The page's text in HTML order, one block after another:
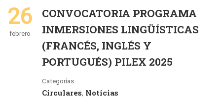
26
febrero
CONVOCATORIA PROGRAMA
INMERSIONES LINGÜÍSTICAS
(FRANCÉS, INGLÉS Y
PORTUGUÉS) PILEX 2025
Categorías
Circulares, Noticias